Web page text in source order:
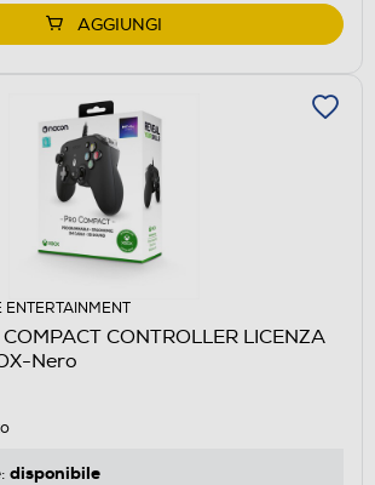
AGGIUNGI
CONTROLLER LICENZA
Nero
disponibile